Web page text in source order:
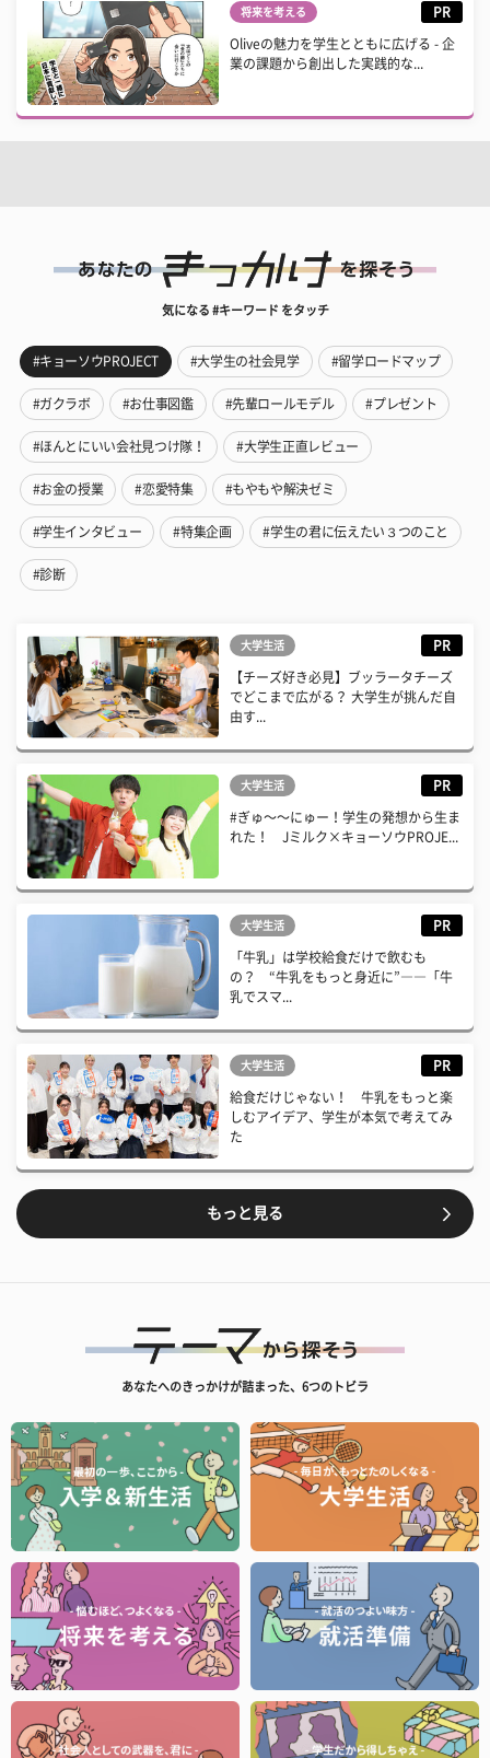
将来を考える PR
Oliveの魅力を学生とともに広げる - 企
業の課題から創出した実践的な...
気になる #キーワード をタッチ
#キョーソウPROJECT #大学生の社会見学 #留学ロードマップ
#ガクラボ #お仕事図鑑 #先輩ロールモデル #プレゼント
#ほんとにいい会社見つけ隊！ #大学生正直レビュー
#お金の授業 #恋愛特集 #もやもや解決ゼミ
#学生インタビュー #特集企画 #学生の君に伝えたい３つのこと
#診断
大学生活 PR
【チーズ好き必見】ブッラータチーズ
でどこまで広がる？ 大学生が挑んだ自
由す...
大学生活 PR
#ぎゅ〜〜にゅー！学生の発想から生ま
れた！ Jミルク×キョーソウPROJE...
大学生活 PR
「牛乳」は学校給食だけで飲むも
の？ “牛乳をもっと身近に”――「牛
乳でスマ...
大学生活 PR
給食だけじゃない！ 牛乳をもっと楽
しむアイデア、学生が本気で考えてみ
た
もっと見る
あなたへのきっかけが詰まった、6つのトビラ